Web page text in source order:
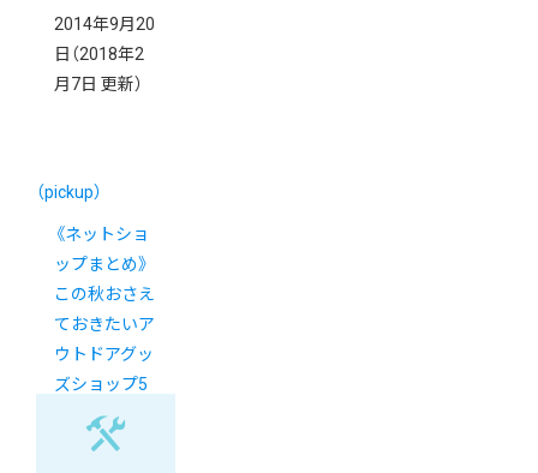
2014年9月20
日 （2018年2
月7日 更新）
（pickup）
《ネットショ
ップまとめ》
この秋おさえ
ておきたいア
ウトドアグッ
ズショップ5